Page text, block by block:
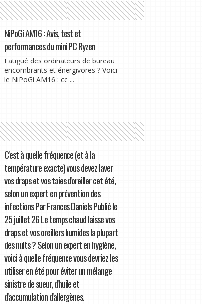
NiPoGi AM16 : Avis, test et
performances du mini PC Ryzen
Fatigué des ordinateurs de bureau
encombrants et énergivores ? Voici
le NiPoGi AM16 : ce ...
C'est à quelle fréquence (et à la
température exacte) vous devez laver
vos draps et vos taies d'oreiller cet été,
selon un expert en prévention des
infections Par Frances Daniels Publié le
25 juillet 26 Le temps chaud laisse vos
draps et vos oreillers humides la plupart
des nuits ? Selon un expert en hygiène,
voici à quelle fréquence vous devriez les
utiliser en été pour éviter un mélange
sinistre de sueur, d'huile et
d'accumulation d'allergènes.